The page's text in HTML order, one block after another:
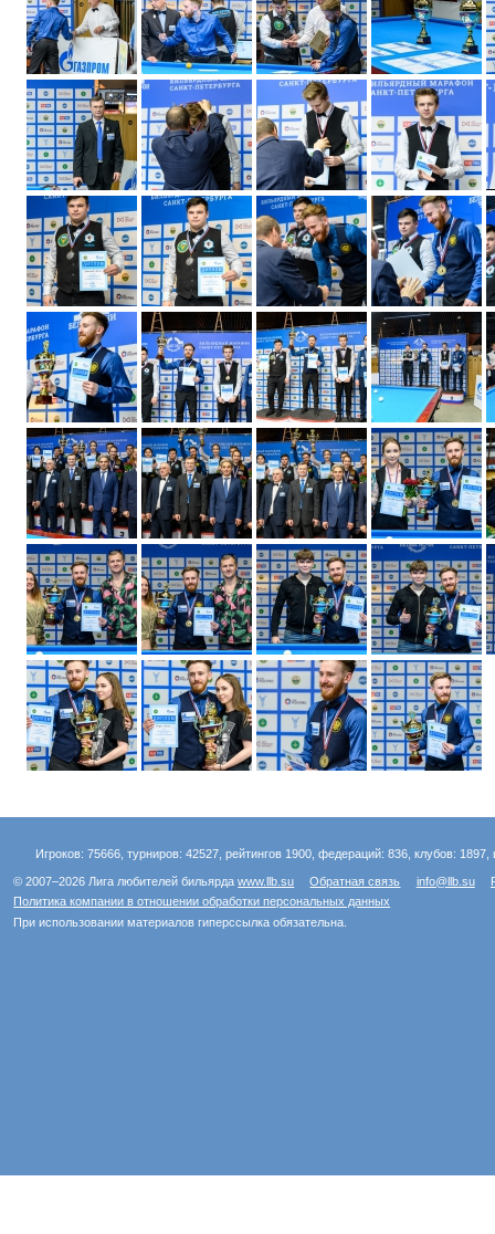
Игроков: 75666, турниров: 42527, рейтингов 1900, федераций: 836, клубов:
© 2007–2026 Лига любителей бильярдаwww.llb.su Обратная связь info@llb.su
Политика компании в отношении обработки персональных данных
При использовании материалов гиперссылка обязательна.